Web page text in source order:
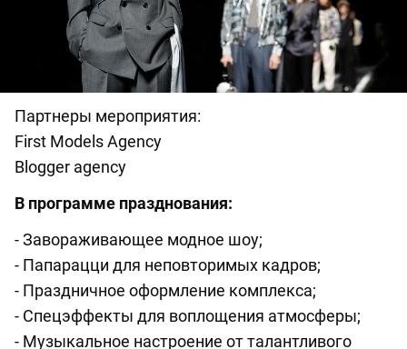
Партнеры мероприятия:
First Models Agency
Blogger agency
В программе празднования:
- Завораживающее модное шоу;
- Папарацци для неповторимых кадров;
- Праздничное оформление комплекса;
- Спецэффекты для воплощения атмосферы;
- Музыкальное настроение от талантливого